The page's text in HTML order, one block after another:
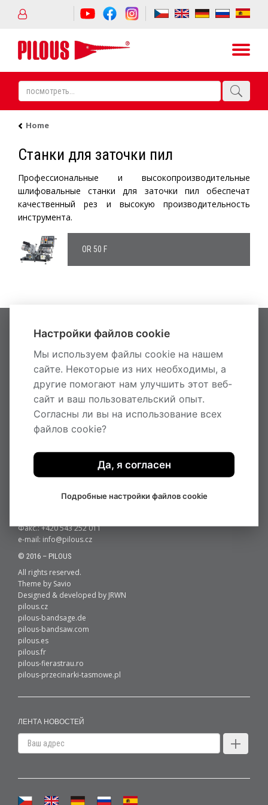
Home
Станки для заточки пил
Профессиональные и высокопроизводительные
шлифовальные станки для заточки пил обеспечат
качественный рез и высокую производительность
инструмента.
OR 50 F
ГЛАВНАЯ
ДРЕВЕСИНА
НОВОСТИ
О КОМПАНИИ
ПАРТНЕРЫ
КОНТАКТЫ
АРХИВ ПРОДУКЦИИ
METAL
Železná 9, 619 00 Brno
Факс.: +420 543 252 011
e-mail: info@pilous.cz
© 2016 – PILOUS
All rights reserved.
Theme by Savio
Designed & developed by JRWN
pilous.cz
pilous-bandsage.de
pilous-bandsaw.com
pilous.es
pilous.fr
pilous-fierastrau.ro
pilous-przecinarki-tasmowe.pl
ЛЕНТА НОВОСТЕЙ
Настройки файлов cookie
Мы используем файлы cookie на нашем
сайте. Некоторые из них необходимы, а
другие помогают нам улучшить этот веб-
сайт и ваш пользовательский опыт.
Согласны ли вы на использование всех
файлов cookie?
Да, я согласен
Подробные настройки файлов cookie